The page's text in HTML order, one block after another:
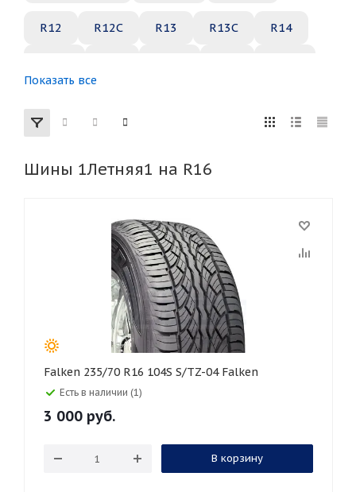
R12 R12C R13 R13C R14
R22
155 165 185 195
275 285 295
325
40 45 45
55 65 70 75
Показать все
Шины 1Летняя1 на R16
Falken 235/70 R16 104S S/TZ-04 Falken
Есть в наличии (1)
3 000 руб.
В корзину